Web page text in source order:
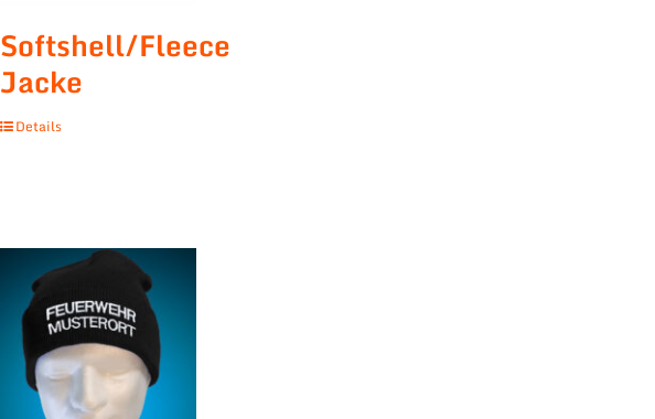
Softshell/Fleece
Jacke
Details